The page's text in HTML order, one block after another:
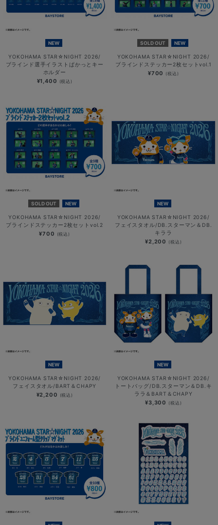
NEW
YOKOHAMA STAR☆NIGHT 2026/
ブラインド選手イラストぱかっとキー
ホルダー
¥1,400 (税込)
SOLD OUT NEW
YOKOHAMA STAR☆NIGHT 2026/
ブラインドステッカー2枚セットvol.1
¥700 (税込)
SOLD OUT NEW
YOKOHAMA STAR☆NIGHT 2026/
ブラインドステッカー2枚セットvol.2
¥700 (税込)
NEW
YOKOHAMA STAR☆NIGHT 2026/
フェイスタオル/DB.スターマン＆DB.
キララ
¥2,200 (税込)
NEW
YOKOHAMA STAR☆NIGHT 2026/
フェイスタオル/BART＆CHAPY
¥2,200 (税込)
NEW
YOKOHAMA STAR☆NIGHT 2026/
トートバッグ/DB.スターマン＆DB.キ
ララ＆BART＆CHAPY
¥3,300 (税込)